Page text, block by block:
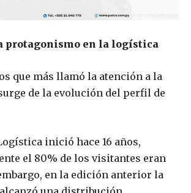
protagonismo en la logística
que más llamó la atención a la
de la evolución del perfil de
inició hace 16 años,
el 80% de los visitantes eran
en la edición anterior la